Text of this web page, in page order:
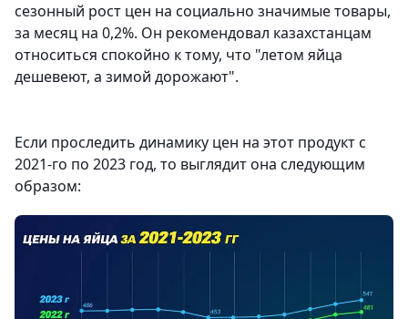
сезонный рост цен на социально значимые товары,
за месяц на 0,2%. Он рекомендовал казахстанцам
относиться спокойно к тому, что "летом яйца
дешевеют, а зимой дорожают".
Если проследить динамику цен на этот продукт с
2021-го по 2023 год, то выглядит она следующим
образом: